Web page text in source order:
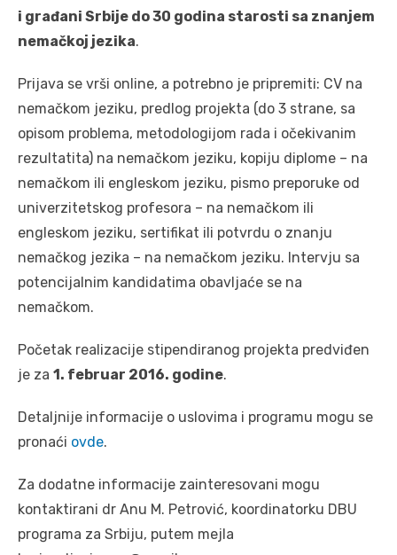
i građani Srbije do 30 godina starosti sa znanjem
nemačkoj jezika.
Prijava se vrši online, a potrebno je pripremiti: CV na
nemačkom jeziku, predlog projekta (do 3 strane, sa
opisom problema, metodologijom rada i očekivanim
rezultatita) na nemačkom jeziku, kopiju diplome – na
nemačkom ili engleskom jeziku, pismo preporuke od
univerzitetskog profesora – na nemačkom ili
engleskom jeziku, sertifikat ili potvrdu o znanju
nemačkog jezika – na nemačkom jeziku. Intervju sa
potencijalnim kandidatima obavljaće se na
nemačkom.
Početak realizacije stipendiranog projekta predviđen
je za 1. februar 2016. godine.
Detaljnije informacije o uslovima i programu mogu se
pronaći ovde.
Za dodatne informacije zainteresovani mogu
kontaktirani dr Anu M. Petrović, koordinatorku DBU
programa za Srbiju, putem mejla